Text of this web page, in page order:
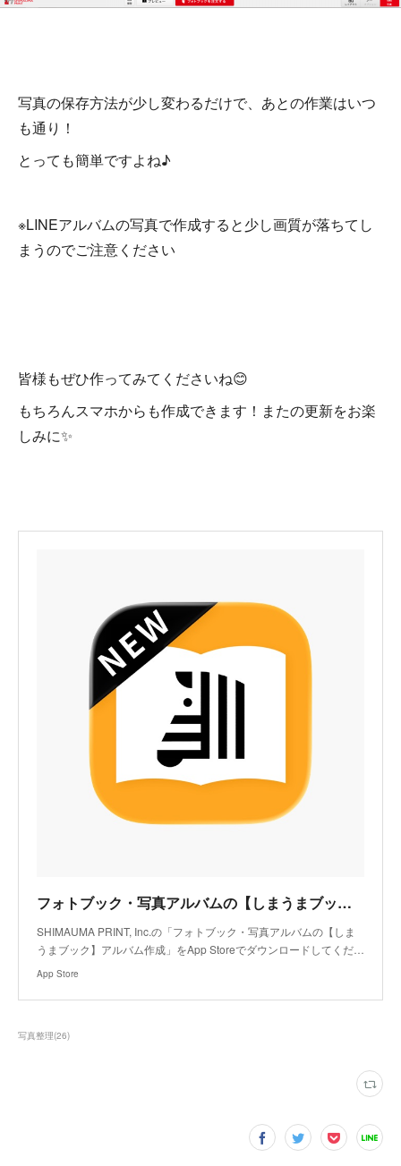
写真の保存方法が少し変わるだけで、あとの作業はいつ
も通り！
とっても簡単ですよね♪
※LINEアルバムの写真で作成すると少し画質が落ちてし
まうのでご注意ください
皆様もぜひ作ってみてくださいね😊
もちろんスマホからも作成できます！またの更新をお楽
しみに✨
フォトブック・写真アルバムの【しまうまブック】アルバム作成アプリ - App Store
SHIMAUMA PRINT, Inc.の「フォトブック・写真アルバムの【しま
うまブック】アルバム作成」をApp Storeでダウンロードしてくだ…
App Store
写真整理(26)